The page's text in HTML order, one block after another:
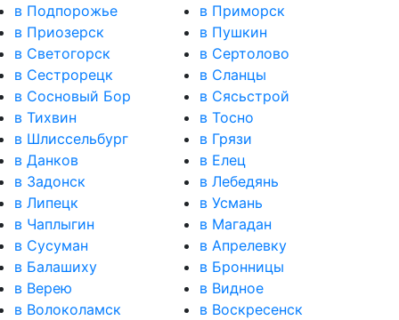
в Подпорожье
в Приморск
в Приозерск
в Пушкин
в Светогорск
в Сертолово
в Сестрорецк
в Сланцы
в Сосновый Бор
в Сясьстрой
в Тихвин
в Тосно
в Шлиссельбург
в Грязи
в Данков
в Елец
в Задонск
в Лебедянь
в Липецк
в Усмань
в Чаплыгин
в Магадан
в Сусуман
в Апрелевку
в Балашиху
в Бронницы
в Верею
в Видное
в Волоколамск
в Воскресенск